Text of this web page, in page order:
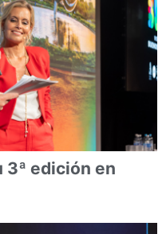
3ª edición en